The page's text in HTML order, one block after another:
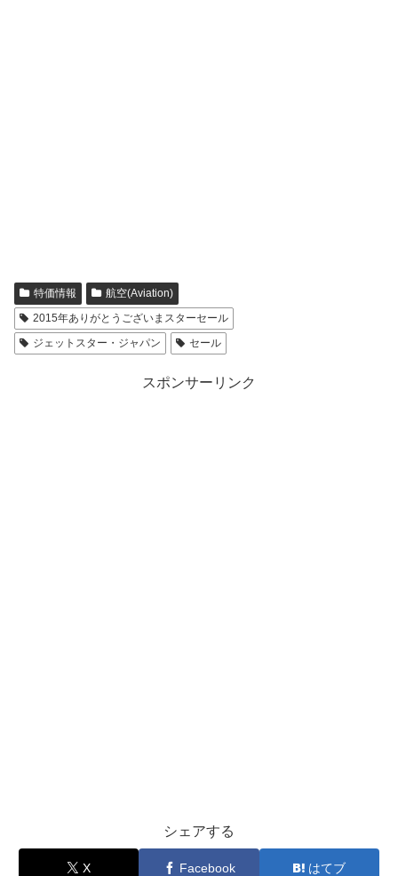
特価情報
航空(Aviation)
2015年ありがとうございまスターセール
ジェットスター・ジャパン
セール
スポンサーリンク
シェアする
X Facebook はてブ